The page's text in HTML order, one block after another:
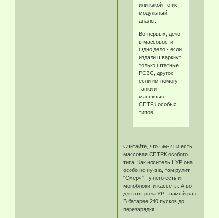
или какой-то их
модульный
аналог.
Во-первых, дело
в массовости.
Одно дело - если
издали шваркнут
только штатные
РСЗО, другое -
если им помогут
танки и
массовые
СПТРК особых
типов.
Считайте, что БМ-21 и есть
массовая СПТРК особого
типа. Как носитель НУР она
особо не нужна, там рулит
"Смерч" - у него есть и
моноблоки, и кассеты. А вот
для отстрела УР - самый раз.
В батарее 240 пусков до
перезарядки.